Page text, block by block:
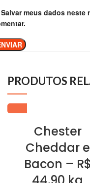
Salvar meus dados neste
PRODUTOS
Chester
Cheddar e
Bacon – R$